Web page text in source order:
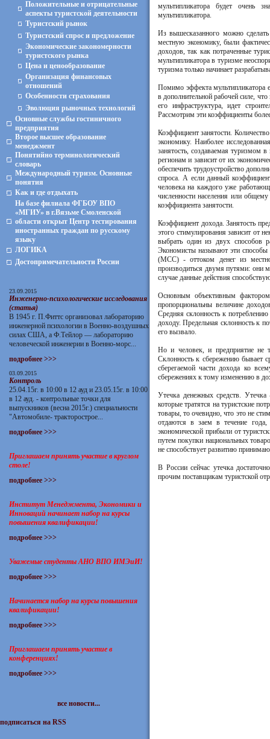
Положительные и отрицательные
аспекты туристской деятельности
Туристский рынок
Туристский спрос и предложение
Экономические закономерности
туристского рынка
Цена и ценообразование
Организация финансовых
отношений
Особенности страхования
Эволюция рыночных технологий
Основные службы гостиничного
предприятия
Второе высшее образование
менеджмент
Понятийно терминологический
словарь
Международный туризм. Основные
понятия
Как и где отдыхать
На базе филиала ФГБОУ ВПО
«МГИУ» в г.Вязьме Смоленской
области открыт Центр тестирования
иностранных граждан по русскому
языку
ЛОГИКА
Достопримечательности России
23.09.2015
Инженерно-психологические исследования
(статья)
В 1945 г. П.Фиттс организовал лабораторию
инженерной психологии в Военно-воздушных
силах США, а Ф.Тейлор — лабораторию
человеческой инженерии в Военно-морс...
подробнее >>>
03.09.2015
Контроль
25.04.15г. в 10:00 в 12 ауд и 23.05.15г. в 10:00
в 12 ауд. - контрольные точки для
выпускников (весна 2015г.) специальности
"Автомобиле- тракторострое...
подробнее >>>
Приглашаем принять участие в круглом
столе!
подробнее >>>
Институт Менеджмента, Экономики и
Инноваций начинает набор на курсы
повышения квалификации!
подробнее >>>
Уважемые студенты АНО ВПО ИМЭиИ!
подробнее >>>
Начинается набор на курсы повышения
квалификации!
подробнее >>>
Приглашаем принять участие в
конференциях!
подробнее >>>
все новости...
подписаться на RSS
мультипликатора будет очень
мультипликатора.
Из вышесказанного можно
местную экономику, были
доходов, так как потраченные
мультипликатора в туризме
туризма только начинает
Помимо эффекта мультипликатора
в дополнительной рабочей силе,
его инфраструктура, идет
Рассмотрим эти коэффициенты
Коэффициент занятости.
экономику. Наиболее
занятость, создаваемая туризмом
регионам и зависит от их
обеспечить трудоустройство
спроса. А если данный
человека на каждого уже
численности населения или общему
коэффициента занятости.
Коэффициент дохода. Занятость
этого стимулирования зависит от
выбрать один из двух способов
Экономисты называют эти
(МСС) - оттоком денег из
производиться двумя путями: они
случае данные действия
Основным объективным
пропорциональны величине
Средняя склонность к
доходу. Предельная склонность к
его вызвало.
Но и человек, и предприятие не
Склонность к сбережению бывает
сберегаемой части дохода ко
сбережениях к тому изменению в
Утечка денежных средств.
которые тратятся на туристские
товары, то очевидно, что это не
отдаются в заем в течение
экономической прибыли от
путем покупки национальных
не способствует развитию
В России сейчас утечка
прочим поставщикам туристской